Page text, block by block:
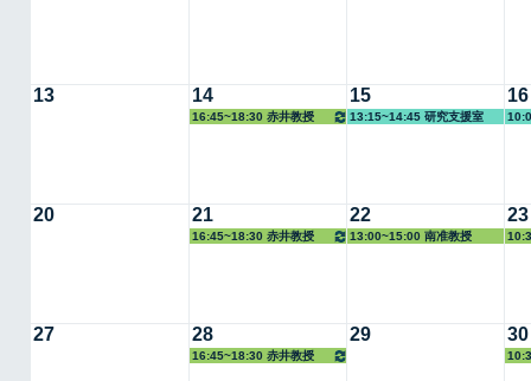
13 14
16:45~18:30 赤井教授
15
13:15~14:45 研究支援室
16
20 21
16:45~18:30 赤井教授
22
13:00~15:00 南准教授
23
27 28
16:45~18:30 赤井教授
29 30